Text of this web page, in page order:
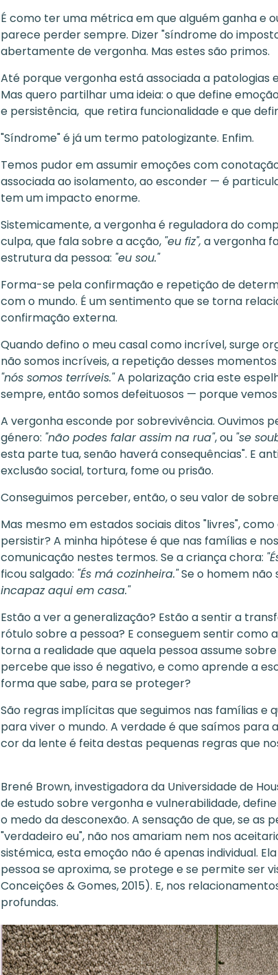
É como ter uma métrica em que alguém ganha e
parece perder sempre. Dizer "síndrome do
abertamente de vergonha. Mas estes são primos.
Até porque vergonha está associada a patologias
Mas quero partilhar uma ideia: o que define
e persistência, que retira funcionalidade e que
"Síndrome" é já um termo patologizante. Enfim.
Temos pudor em assumir emoções com
associada ao isolamento, ao esconder — é
tem um impacto enorme.
Sistemicamente, a vergonha é reguladora do
culpa, que fala sobre a acção, "eu fiz", a vergonha
estrutura da pessoa: "eu sou."
Forma-se pela confirmação e repetição de
com o mundo. É um sentimento que se torna
confirmação externa.
Quando defino o meu casal como incrível, surge
não somos incríveis, a repetição desses
"nós somos terríveis."A polarização cria este
sempre, então somos defeituosos — porque
A vergonha esconde por sobrevivência. Ouvimos
género: "não podes falar assim na rua", ou "se
esta parte tua, senão haverá consequências". E
exclusão social, tortura, fome ou prisão.
Conseguimos perceber, então, o seu valor de
Mas mesmo em estados sociais ditos "livres",
persistir? A minha hipótese é que nas famílias e
comunicação nestes termos. Se a criança chora:
ficou salgado: "És má cozinheira."Se o homem não
incapaz aqui em casa."
Estão a ver a generalização? Estão a sentir a
rótulo sobre a pessoa? E conseguem sentir como
torna a realidade que aquela pessoa assume
percebe que isso é negativo, e como aprende a
forma que sabe, para se proteger?
São regras implícitas que seguimos nas famílias e
para viver o mundo. A verdade é que saímos para
cor da lente é feita destas pequenas regras que
Brené Brown, investigadora da Universidade de
de estudo sobre vergonha e vulnerabilidade,
o medo da desconexão. A sensação de que, se as
"verdadeiro eu", não nos amariam nem nos
sistémica, esta emoção não é apenas individual.
pessoa se aproxima, se protege e se permite ser
Conceições & Gomes, 2015). E, nos
profundas.